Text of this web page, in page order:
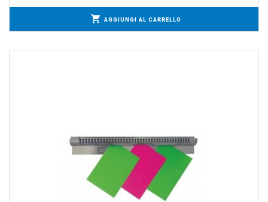
AGGIUNGI AL CARRELLO